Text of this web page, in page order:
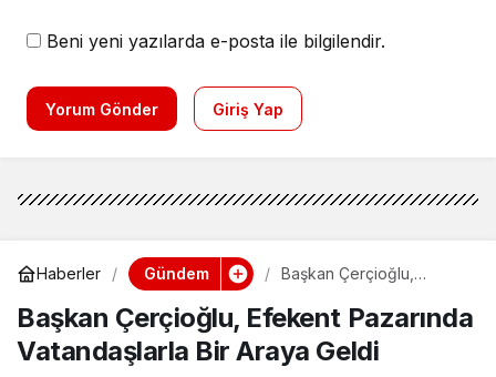
Beni yeni yazılarda e-posta ile bilgilendir.
Yorum Gönder Giriş Yap
Haberler Gündem
Başkan Çerçioğlu,
Vatandaşlarla Bir Araya
Geldi
Başkan Çerçioğlu, Efekent Pazarında
Vatandaşlarla Bir Araya Geldi